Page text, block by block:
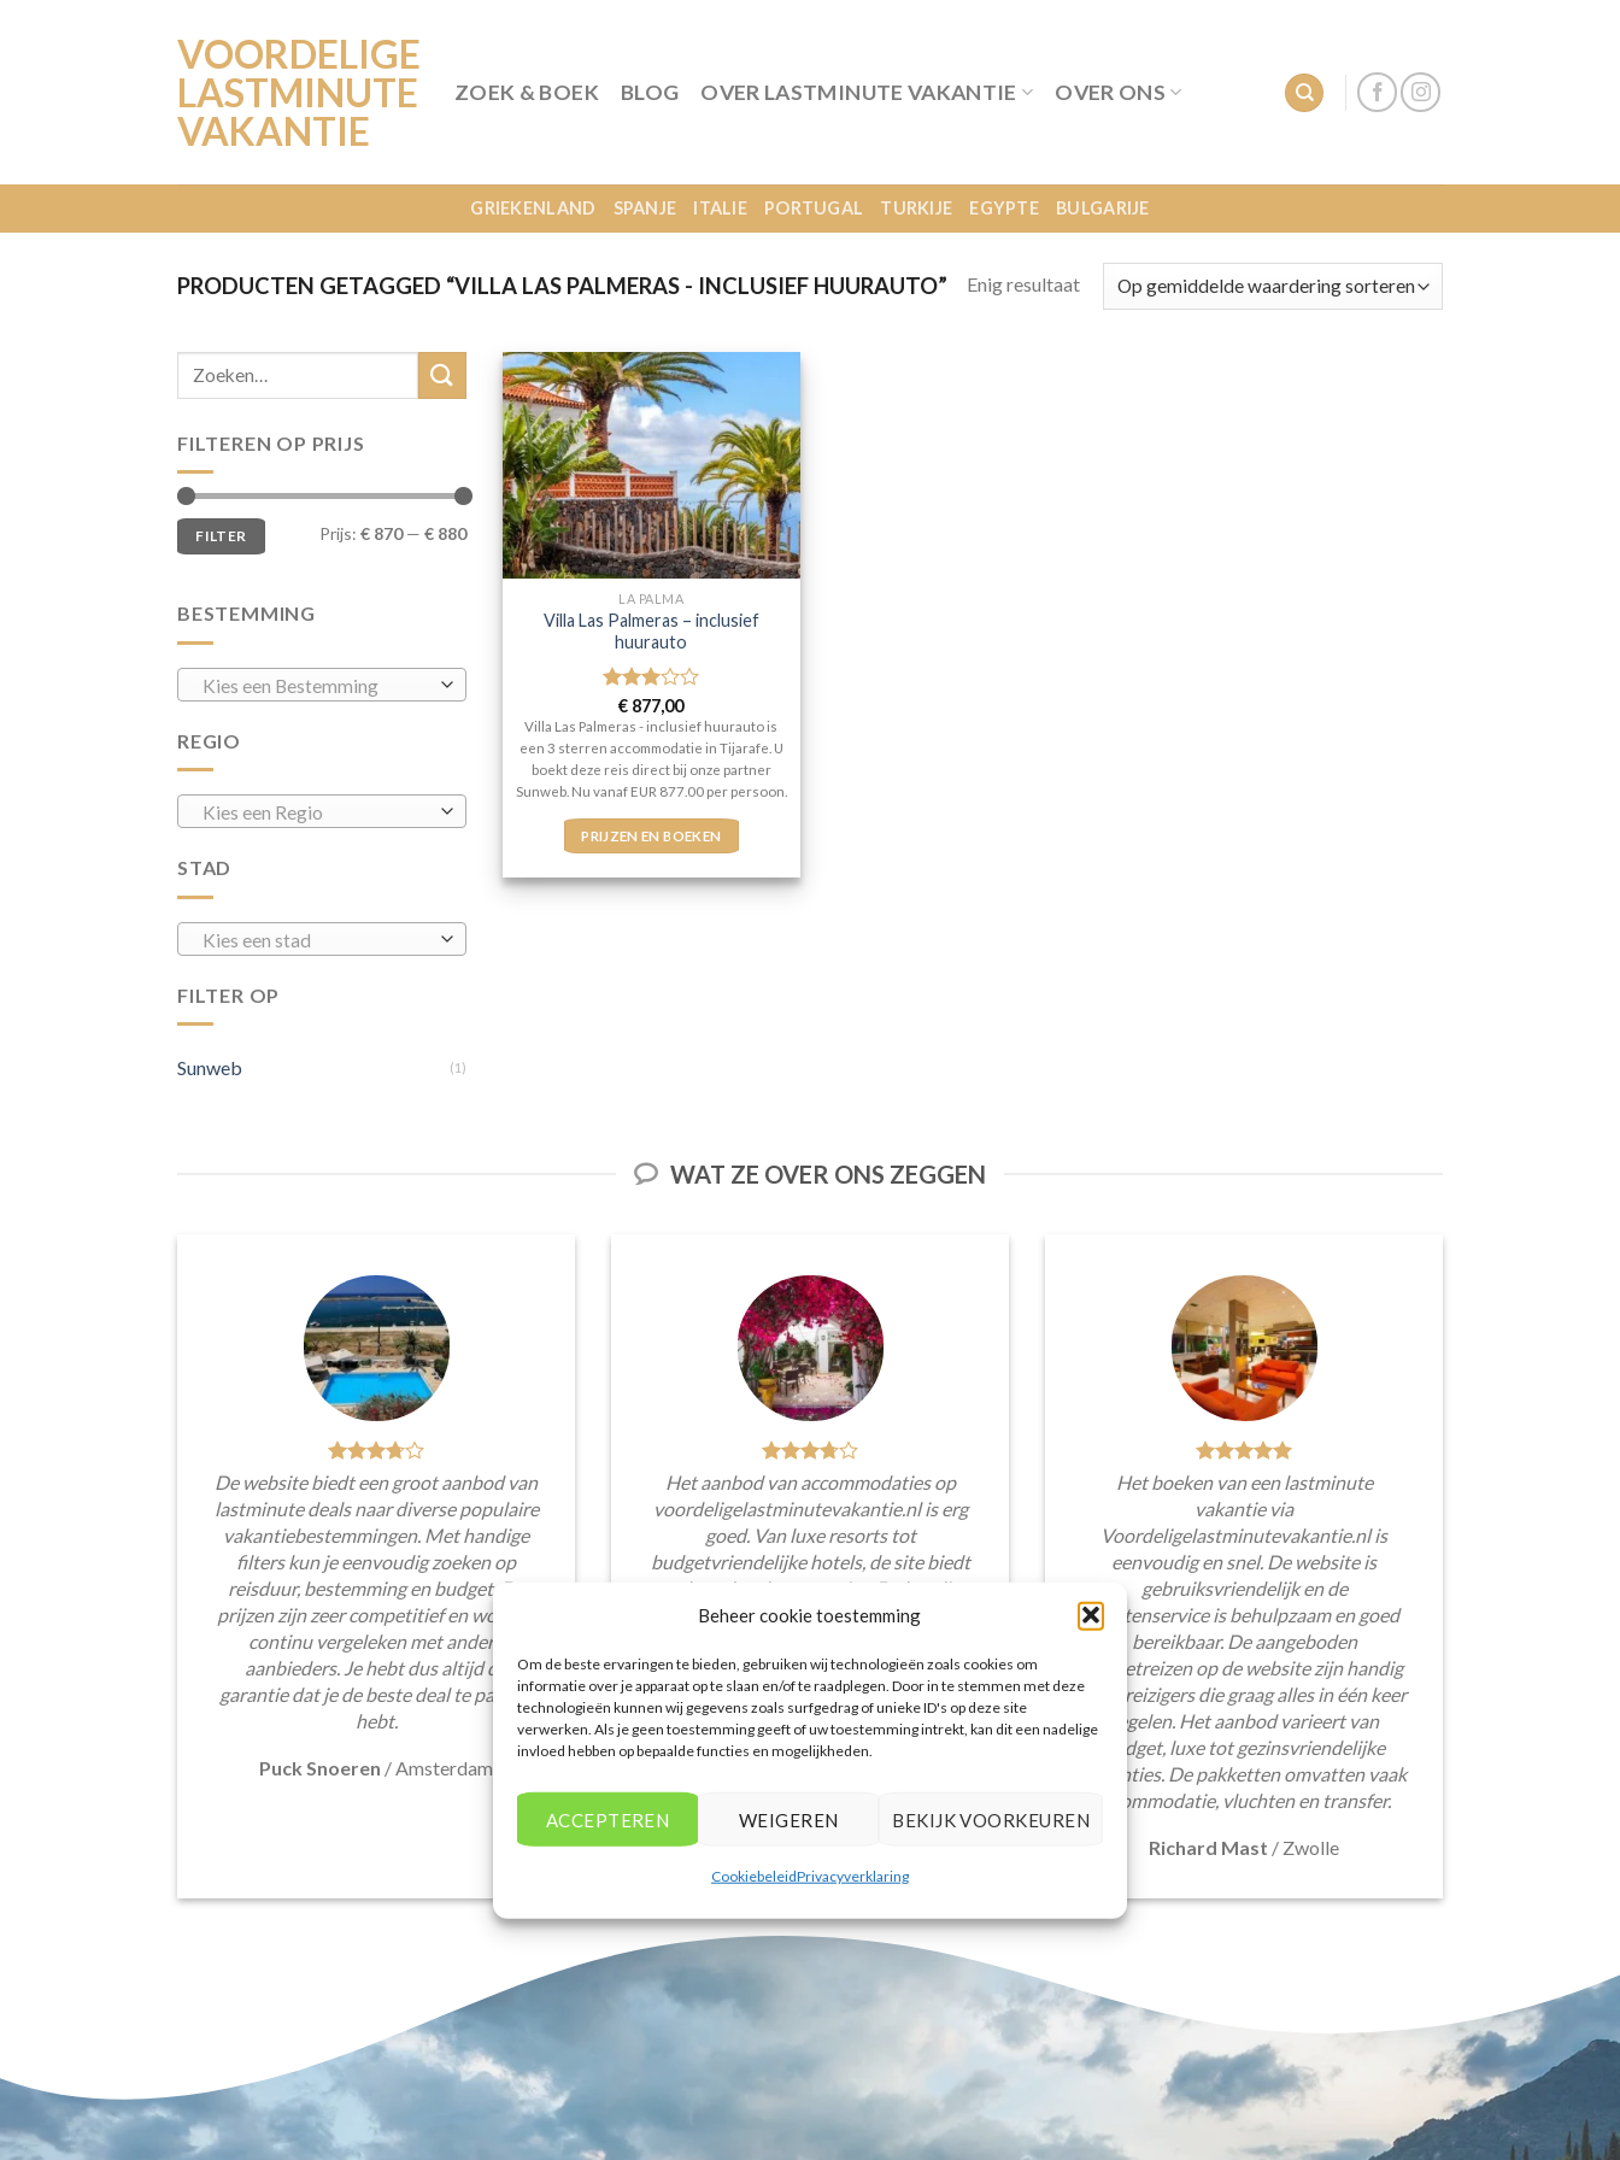
Beheer cookie toestemming
Om de beste ervaringen te bieden, gebruiken wij technologieën zoals cookies om
informatie over je apparaat op te slaan en/of te raadplegen. Door in te stemmen met deze
technologieën kunnen wij gegevens zoals surfgedrag of unieke ID's op deze site
verwerken. Als je geen toestemming geeft of uw toestemming intrekt, kan dit een nadelige
invloed hebben op bepaalde functies en mogelijkheden.
ACCEPTEREN WEIGEREN BEKIJK VOORKEUREN
CookiebeleidPrivacyverklaring
VOORDELIGE
LASTMINUTE
VAKANTIE
ZOEK & BOEK BLOG OVER LASTMINUTE VAKANTIE OVER ONS
GRIEKENLAND SPANJE ITALIE PORTUGAL TURKIJE EGYPTE BULGARIJE
PRODUCTEN GETAGGED “VILLA LAS PALMERAS - INCLUSIEF HUURAUTO” Enig resultaat
FILTEREN OP PRIJS
Min.
prijs
Max.
prijsFILTER Prijs: € 870— € 880
BESTEMMING
Kies een Bestemming
REGIO
Kies een Regio
STAD
Kies een stad
FILTER OP
Sunweb (1)
LA PALMA
Villa Las Palmeras – inclusief
huurauto
Gewaardeerd
3uit 5
€ 877,00
Villa Las Palmeras - inclusief huurauto is
een 3 sterren accommodatie in Tijarafe. U
boekt deze reis direct bij onze partner
Sunweb. Nu vanaf EUR 877.00 per persoon.
PRIJZEN EN BOEKEN
WAT ZE OVER ONS ZEGGEN
De website biedt een groot aanbod van
lastminute deals naar diverse populaire
vakantiebestemmingen. Met handige
filters kun je eenvoudig zoeken op
reisduur, bestemming en budget. De
prijzen zijn zeer competitief en worden
continu vergeleken met andere
aanbieders. Je hebt dus altijd de
garantie dat je de beste deal te pakken
hebt.
Puck Snoeren / Amsterdam
Het aanbod van accommodaties op
voordeligelastminutevakantie.nl is erg
goed. Van luxe resorts tot
budgetvriendelijke hotels, de site biedt
een breed scala aan opties. De handige
zoekfilters maakten het eenvoudig om
aansluiten bij mijn voorkeuren en
budget.
Tim Beukers/Tilburg
Het boeken van een lastminute
vakantie via
Voordeligelastminutevakantie.nl is
eenvoudig en snel. De website is
gebruiksvriendelijk en de
klantenservice is behulpzaam en goed
bereikbaar. De aangeboden
pakketreizen op de website zijn handig
voor reizigers die graag alles in één keer
regelen. Het aanbod varieert van
budget, luxe tot gezinsvriendelijke
vakanties. De pakketten omvatten vaak
accommodatie, vluchten en transfer.
Richard Mast / Zwolle